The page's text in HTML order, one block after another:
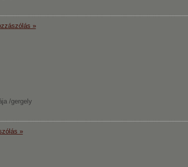
»
/gergely
»